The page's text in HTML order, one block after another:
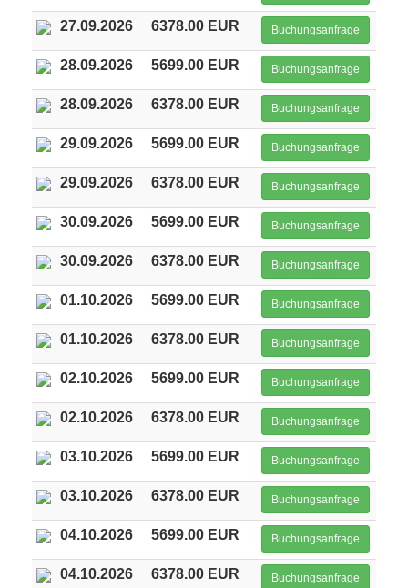
27.09.2026 6378.00 EUR Buchungsanfrage
28.09.2026 5699.00 EUR Buchungsanfrage
28.09.2026 6378.00 EUR Buchungsanfrage
29.09.2026 5699.00 EUR Buchungsanfrage
29.09.2026 6378.00 EUR Buchungsanfrage
30.09.2026 5699.00 EUR Buchungsanfrage
30.09.2026 6378.00 EUR Buchungsanfrage
01.10.2026 5699.00 EUR Buchungsanfrage
01.10.2026 6378.00 EUR Buchungsanfrage
02.10.2026 5699.00 EUR Buchungsanfrage
02.10.2026 6378.00 EUR Buchungsanfrage
03.10.2026 5699.00 EUR Buchungsanfrage
03.10.2026 6378.00 EUR Buchungsanfrage
04.10.2026 5699.00 EUR Buchungsanfrage
04.10.2026 6378.00 EUR Buchungsanfrage